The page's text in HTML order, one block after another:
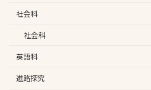
社会科
社会科
英語科
進路探究